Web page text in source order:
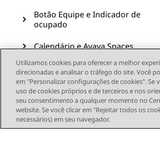
Botão Equipe e Indicador de
ocupado
Calendário e Avaya Spaces
Recursos avançados
Personalização
Atualização do telefone
Utilizamos cookies para oferecer a melhor
direcionadas e analisar o tráfego do site. Você
em "Personalizar configurações de cookies". Se
uso de cookies próprios e de terceiros e nos
seu consentimento a qualquer momento no
website. Se você clicar em "Rejeitar todos os
necessários) em seu navegador.